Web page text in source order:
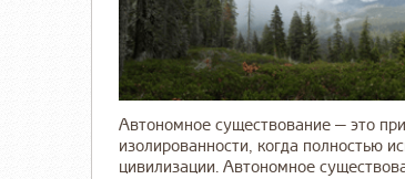
Автономное существование — это
изолированности, когда полностью
цивилизации. Автономное